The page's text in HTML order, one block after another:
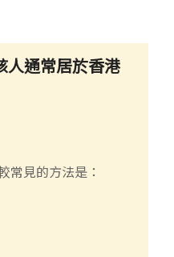
人通常居於香港
常見的方法是：